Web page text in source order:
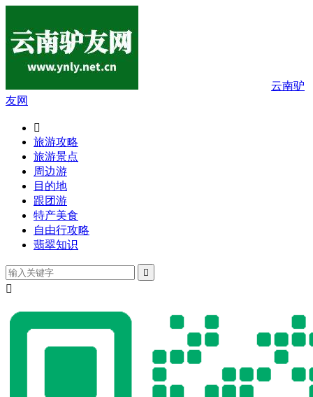
云南驴
友网

旅游攻略
旅游景点
周边游
目的地
跟团游
特产美食
自由行攻略
翡翠知识

